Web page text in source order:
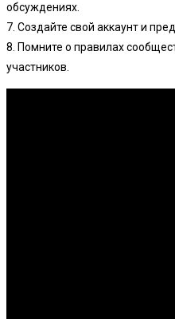
обсуждениях.
7. Создайте свой аккаунт и
8. Помните о правилах
участников.